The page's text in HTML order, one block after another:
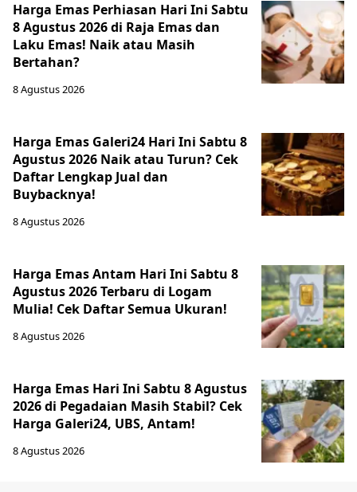
Harga Emas Perhiasan Hari Ini Sabtu
8 Agustus 2026 di Raja Emas dan
Laku Emas! Naik atau Masih
Bertahan?
8 Agustus 2026
Harga Emas Galeri24 Hari Ini Sabtu 8
Agustus 2026 Naik atau Turun? Cek
Daftar Lengkap Jual dan
Buybacknya!
8 Agustus 2026
Harga Emas Antam Hari Ini Sabtu 8
Agustus 2026 Terbaru di Logam
Mulia! Cek Daftar Semua Ukuran!
8 Agustus 2026
Harga Emas Hari Ini Sabtu 8 Agustus
2026 di Pegadaian Masih Stabil? Cek
Harga Galeri24, UBS, Antam!
8 Agustus 2026